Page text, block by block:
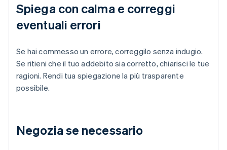
Spiega con calma e correggi
eventuali errori
Se hai commesso un errore, correggilo senza indugio.
Se ritieni che il tuo addebito sia corretto, chiarisci le tue
ragioni. Rendi tua spiegazione la più trasparente
possibile.
Negozia se necessario